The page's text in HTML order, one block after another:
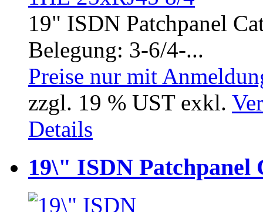
19" ISDN Patchpanel
Belegung: 3-6/4-...
Preise nur mit
zzgl. 19 % UST exkl.
Details
19\" ISDN Patchpanel